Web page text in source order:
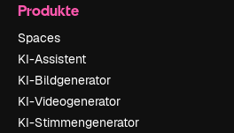
Produkte
Spaces
KI-Assistent
KI-Bildgenerator
KI-Videogenerator
KI-Stimmengenerator